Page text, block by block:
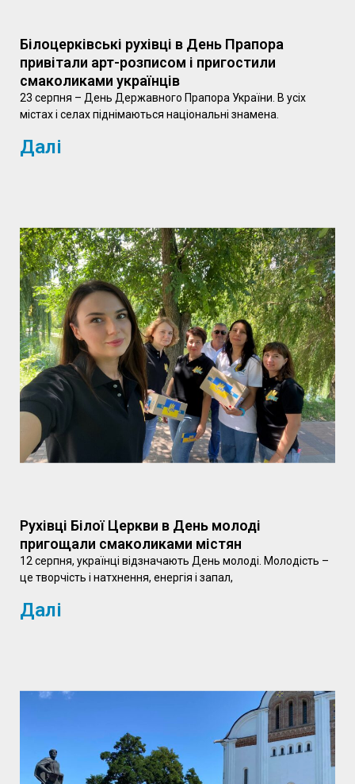
Білоцерківські рухівці в День Прапора
привітали арт-розписом і пригостили
смаколиками українців
23 серпня – День Державного Прапора України. В усіх
містах і селах піднімаються національні знамена.
Далі
Рухівці Білої Церкви в День молоді
пригощали смаколиками містян
12 серпня, українці відзначають День молоді. Молодість –
це творчість і натхнення, енергія і запал,
Далі